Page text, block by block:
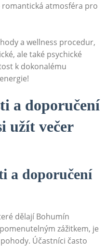
romantická atmosféra pro
a ⁤wellness procedur,⁢
ale ​také psychické‍
k ⁤dokonalému⁤
a‍ doporučení⁣
užít večer
a doporučení
dělají⁢ Bohumín⁢
zážitkem,⁢ je
Účastníci často